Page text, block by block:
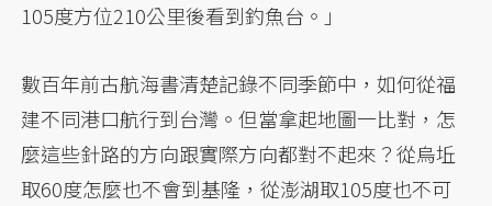
105度方位210公里後看到釣魚台。」
數百年前古航海書清楚記錄不同季節中，如何從福
建不同港口航行到台灣。但當拿起地圖一比對，怎
麼這些針路的方向跟實際方向都對不起來？從烏坵
取60度怎麼也不會到基隆，從澎湖取105度也不可